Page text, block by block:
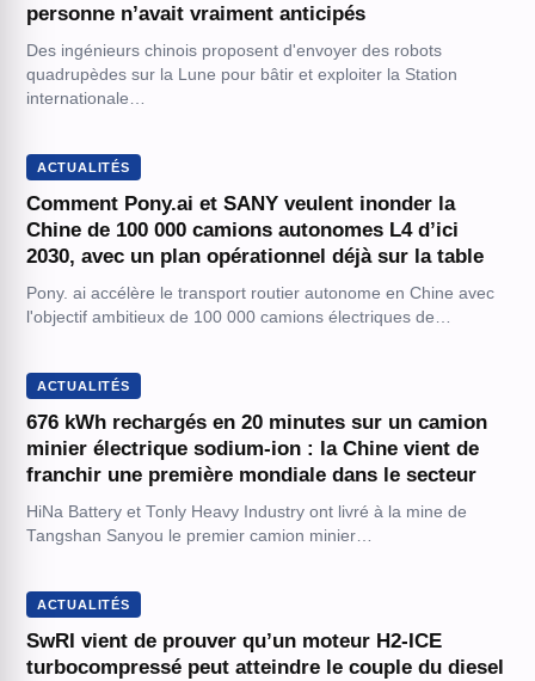
personne n’avait vraiment anticipés
Des ingénieurs chinois proposent d'envoyer des robots
quadrupèdes sur la Lune pour bâtir et exploiter la Station
internationale…
ACTUALITÉS
Comment Pony.ai et SANY veulent inonder la
Chine de 100 000 camions autonomes L4 d’ici
2030, avec un plan opérationnel déjà sur la table
Pony. ai accélère le transport routier autonome en Chine avec
l'objectif ambitieux de 100 000 camions électriques de…
ACTUALITÉS
676 kWh rechargés en 20 minutes sur un camion
minier électrique sodium-ion : la Chine vient de
franchir une première mondiale dans le secteur
HiNa Battery et Tonly Heavy Industry ont livré à la mine de
Tangshan Sanyou le premier camion minier…
ACTUALITÉS
SwRI vient de prouver qu’un moteur H2-ICE
turbocompressé peut atteindre le couple du diesel